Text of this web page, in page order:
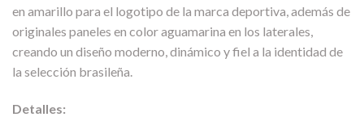
en amarillo para el logotipo de la marca deportiva, además de
originales paneles en color aguamarina en los laterales,
creando un diseño moderno, dinámico y fiel a la identidad de
la selección brasileña.
Detalles: